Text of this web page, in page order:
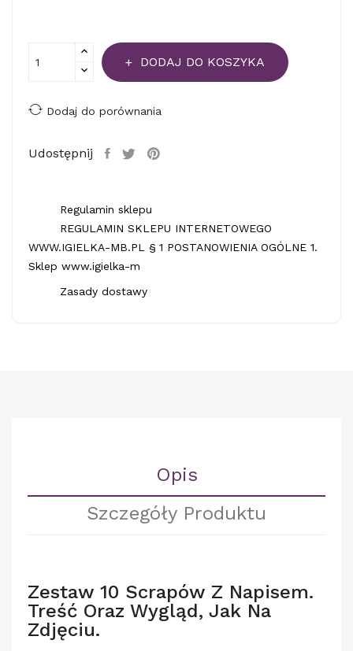
DODAJ DO KOSZYKA
Dodaj do porównania
Udostępnij
Regulamin sklepu
REGULAMIN SKLEPU INTERNETOWEGO
WWW.IGIELKA-MB.PL § 1 POSTANOWIENIA OGÓLNE 1.
Sklep www.igielka-m
Zasady dostawy
Opis
Szczegóły Produktu
Zestaw 10 Scrapów Z Napisem.
Treść Oraz Wygląd, Jak Na
Zdjęciu.